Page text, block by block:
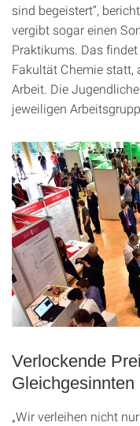
sind begeistert“,
vergibt sogar einen
Praktikums. Das
Fakultät Chemie statt,
Arbeit. Die
jeweiligen
Verlockende
Gleichgesinnten
„Wir verleihen nicht